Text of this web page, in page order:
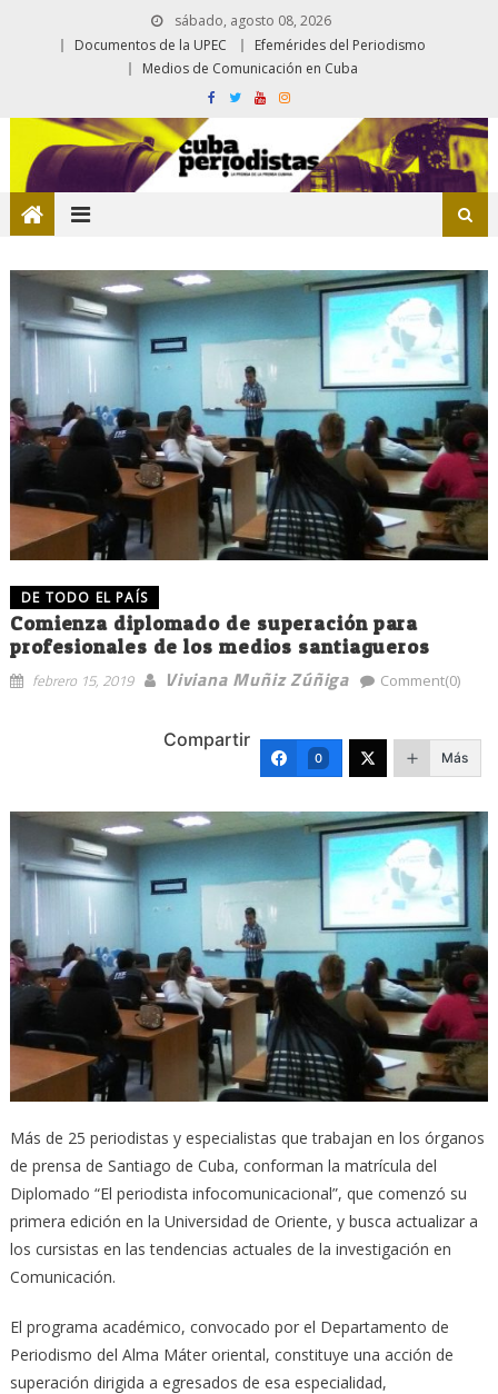
sábado, agosto 08, 2026
Documentos de la UPEC
Efemérides del Periodismo
Medios de Comunicación en Cuba
DE TODO EL PAÍS
Comienza diplomado de superación para
profesionales de los medios santiagueros
febrero 15, 2019 Viviana Muñiz Zúñiga Comment(0)
Compartir
0 Más
Más de 25 periodistas y especialistas que trabajan en los órganos
de prensa de Santiago de Cuba, conforman la matrícula del
Diplomado “El periodista infocomunicacional”, que comenzó su
primera edición en la Universidad de Oriente, y busca actualizar a
los cursistas en las tendencias actuales de la investigación en
Comunicación.
El programa académico, convocado por el Departamento de
Periodismo del Alma Máter oriental, constituye una acción de
superación dirigida a egresados de esa especialidad,